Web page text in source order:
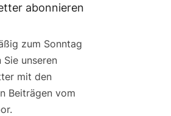
abonnieren
zum Sonntag
Sie unseren
mit den
Beiträgen vom